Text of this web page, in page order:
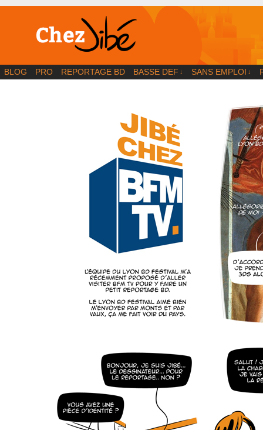
BD | Illustration | Blog
BLOG PRO REPORTAGE BD BASSE DEF ↓ SANS EMPLOI ↓